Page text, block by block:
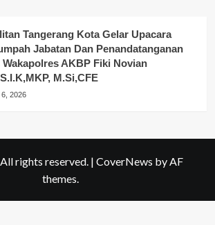
Tangerang Kota Gelar Upacara
Jabatan Dan Penandatanganan
AKBP Fiki Novian
M.Si,CFE
2026
rights reserved. | CoverNews by AF
themes.